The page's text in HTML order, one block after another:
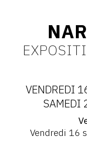
VENDREDI
SAMEDI
Vendredi 16